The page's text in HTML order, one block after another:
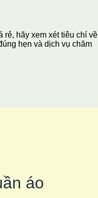
hãy xem xét tiêu chí về
hẹn và dịch vụ chăm
áo